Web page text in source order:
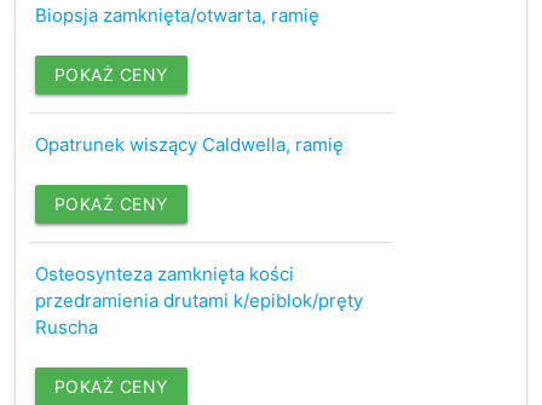
Biopsja zamknięta/otwarta, ramię
POKAŻ CENY
Opatrunek wiszący Caldwella, ramię
POKAŻ CENY
Osteosynteza zamknięta kości
przedramienia drutami k/epiblok/pręty
Ruscha
POKAŻ CENY